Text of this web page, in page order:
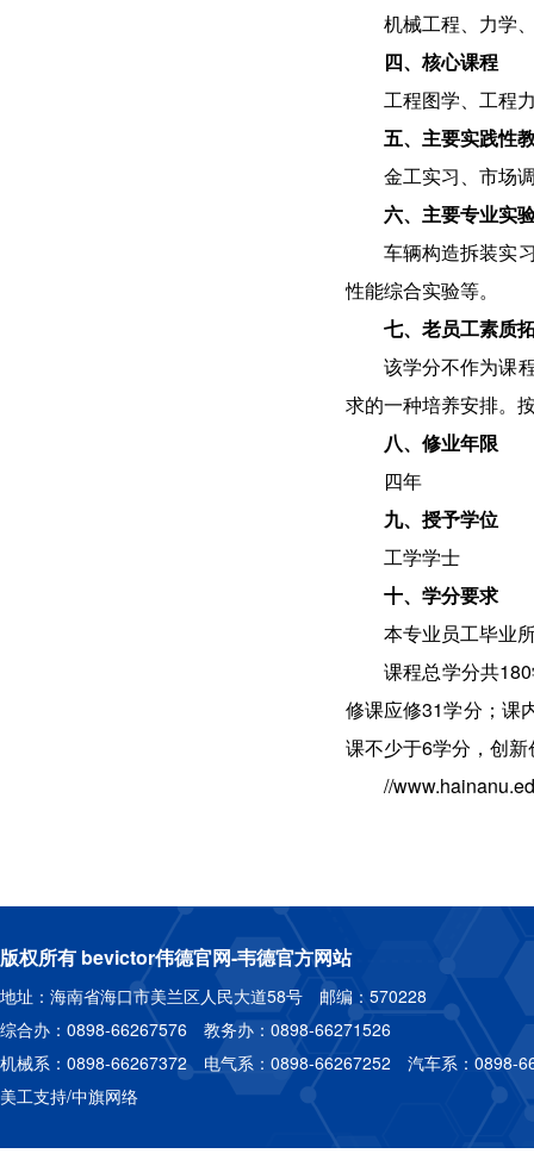
机械工程、力学
四、核心课程
工程图学、工程
五、主要实践性
金工实习、市场
六、主要专业实
车辆构造拆装实
性能综合实验等。
七、老员工素质
该学分不作为课
求的一种培养安排。
八、修业年限
四年
九、授予学位
工学学士
十、学分要求
本专业员工毕业
课程总学分共
修课应修31学分；课
课不少于6学分，创
//
版权所有 bevictor伟德官网-韦德官方网站
地址：海南省海口市美兰区人民大道58号 邮编：570228
综合办：0898-66267576 教务办：0898-66271526
机械系：0898-66267372 电气系：0898-66267252 汽车系：0898-
美工支持/中旗网络